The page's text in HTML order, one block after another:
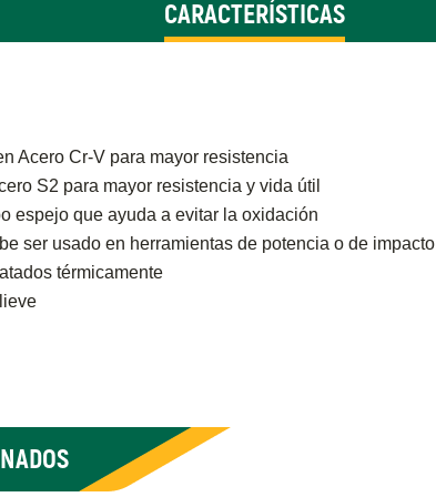
CARACTERÍSTICAS
Acero Cr-V para mayor resistencia
S2 para mayor resistencia y vida útil
espejo que ayuda a evitar la oxidación
ser usado en herramientas de potencia o de impacto
térmicamente